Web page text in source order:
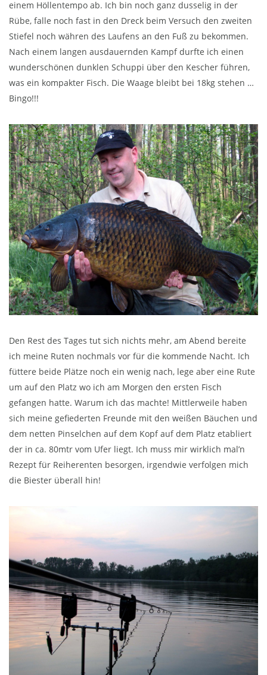
einem Höllentempo ab. Ich bin noch ganz dusselig in der
Rübe, falle noch fast in den Dreck beim Versuch den zweiten
Stiefel noch währen des Laufens an den Fuß zu bekommen.
Nach einem langen ausdauernden Kampf durfte ich einen
wunderschönen dunklen Schuppi über den Kescher führen,
was ein kompakter Fisch. Die Waage bleibt bei 18kg stehen …
Bingo!!!
Den Rest des Tages tut sich nichts mehr, am Abend bereite
ich meine Ruten nochmals vor für die kommende Nacht. Ich
füttere beide Plätze noch ein wenig nach, lege aber eine Rute
um auf den Platz wo ich am Morgen den ersten Fisch
gefangen hatte. Warum ich das machte! Mittlerweile haben
sich meine gefiederten Freunde mit den weißen Bäuchen und
dem netten Pinselchen auf dem Kopf auf dem Platz etabliert
der in ca. 80mtr vom Ufer liegt. Ich muss mir wirklich mal’n
Rezept für Reiherenten besorgen, irgendwie verfolgen mich
die Biester überall hin!